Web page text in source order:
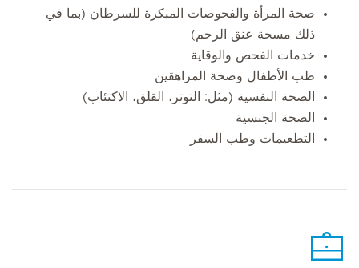
صحة المرأة والفحوصات المبكرة للسرطان (بما في
ذلك مسحة عنق الرحم)
خدمات الفحص والوقاية
طب الأطفال وصحة المراهقين
الصحة النفسية (مثل: التوتر، القلق، الاكتئاب)
الصحة الجنسية
التطعيمات وطب السفر